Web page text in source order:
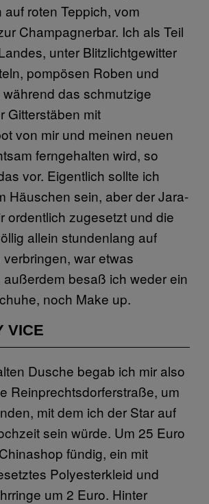
roten Teppich, vom
Champagnerbar. Ich als Teil
unter Blitzlichtgewitter
pompösen Roben und
das schmutzige
Gitterstäben mit
von mir und meinen neuen
ferngehalten wird, so
vor. Eigentlich sollte ich
Häuschen sein, aber der Jara-
ordentlich zugesetzt und die
allein stundenlang auf
war etwas
außerdem besaß ich weder ein
noch Make up.
VICE
Dusche begab ich mir also
Reinprechtsdorferstraße, um
mit dem ich der Star auf
sein würde. Um 25 Euro
fündig, ein mit
Polyesterkleid und
um 2 Euro. Hinter